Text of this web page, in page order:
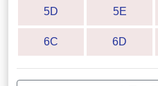
5D 5E
6C 6D